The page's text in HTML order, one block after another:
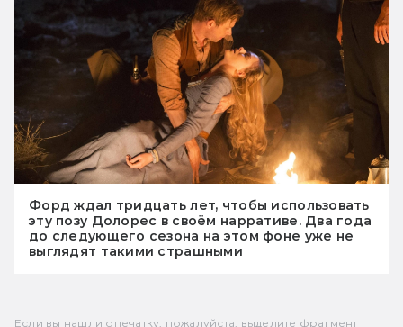
Форд ждал тридцать лет, чтобы использовать
эту позу Долорес в своём нарративе. Два года
до следующего сезона на этом фоне уже не
выглядят такими страшными
Если вы нашли опечатку, пожалуйста, выделите фрагмент